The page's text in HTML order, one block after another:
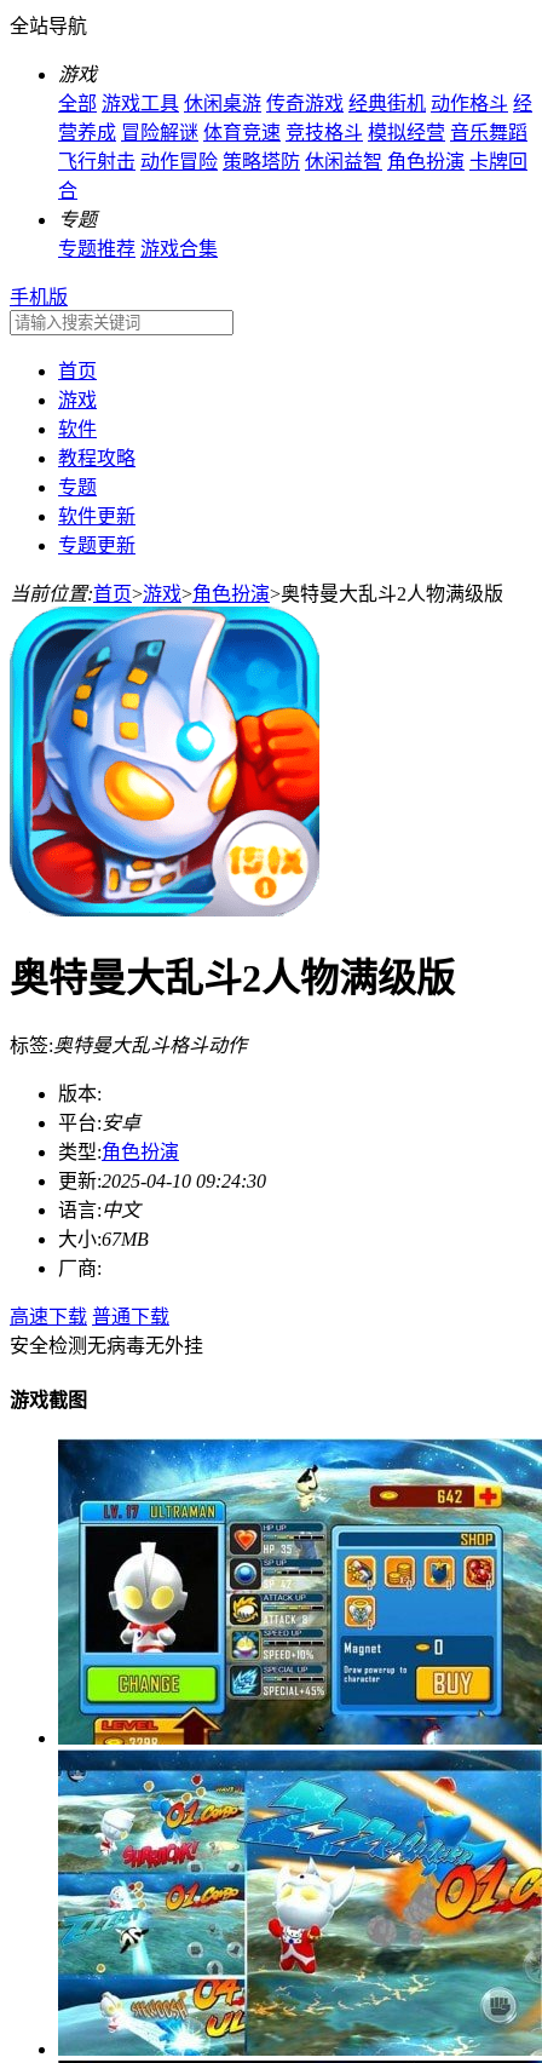
全站导航
游戏
全部 游戏工具 休闲桌游 传奇游戏 经典街机 动作格斗 经
营养成 冒险解谜 体育竞速 竞技格斗 模拟经营 音乐舞蹈
飞行射击 动作冒险 策略塔防 休闲益智 角色扮演 卡牌回
合
专题
专题推荐 游戏合集
手机版
首页
游戏
软件
教程攻略
专题
软件更新
专题更新
当前位置:首页>游戏>角色扮演>奥特曼大乱斗2人物满级版
奥特曼大乱斗2人物满级版
标签:奥特曼大乱斗格斗动作
版本:
平台:安卓
类型:角色扮演
更新:2025-04-10 09:24:30
语言:中文
大小:67MB
厂商:
高速下载 普通下载
安全检测无病毒无外挂
游戏截图